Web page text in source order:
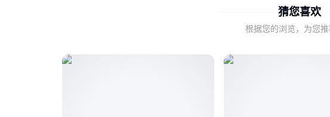
二、重汽
况？
重汽豪沃12
猜您喜欢
根据您的浏览，为您